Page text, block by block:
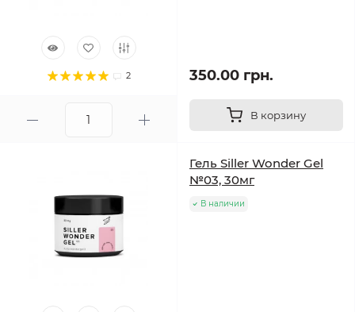
2 350.00 грн.
В корзину
Гель Siller Wonder Gel
№03, 30мг
В наличии